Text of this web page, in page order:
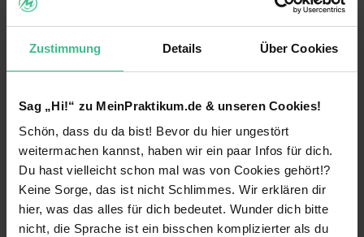
Zustimmung Details Über Cookies
Sag „Hi!“ zu MeinPraktikum.de & unseren Cookies!
Schön, dass du da bist! Bevor du hier ungestört
weitermachen kannst, haben wir ein paar Infos für dich.
Du hast vielleicht schon mal was von Cookies gehört!?
Keine Sorge, das ist nicht Schlimmes. Wir erklären dir
hier, was das alles für dich bedeutet. Wunder dich bitte
nicht, die Sprache ist ein bisschen komplizierter als du
Wir sind eine Agentur, die Dinge wirklich umsetzt.
Mit Anspruch, Tempo und einem klaren Blick für
Pflichtpraktikum Mediengestaltung /
Kommunikationsdesign (m/w/d):
Du studierst im Bereich Design und suchst ein
Pflichtpraktikum?